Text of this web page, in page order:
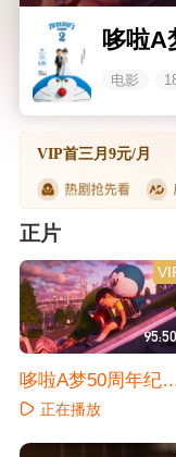
电影
VIP首三月9元/月
正片
95:50
哆啦A梦50周年纪
作品正在播放